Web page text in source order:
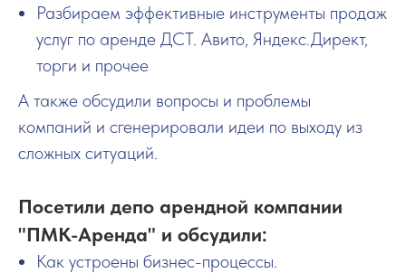
Разбираем эффективные инструменты продаж
услуг по аренде ДСТ. Авито, Яндекс.Директ,
торги и прочее
А также обсудили вопросы и проблемы
компаний и сгенерировали идеи по выходу из
сложных ситуаций.
Посетили депо арендной компании
"ПМК-Аренда" и обсудили:
Как устроены бизнес-процессы.